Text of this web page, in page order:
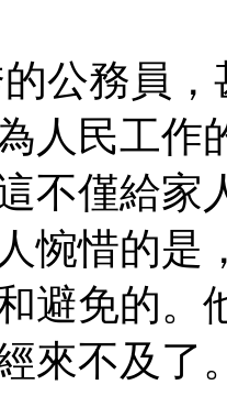
務員，
人民工
不僅給家
惋惜的是
避免的。
來不及了